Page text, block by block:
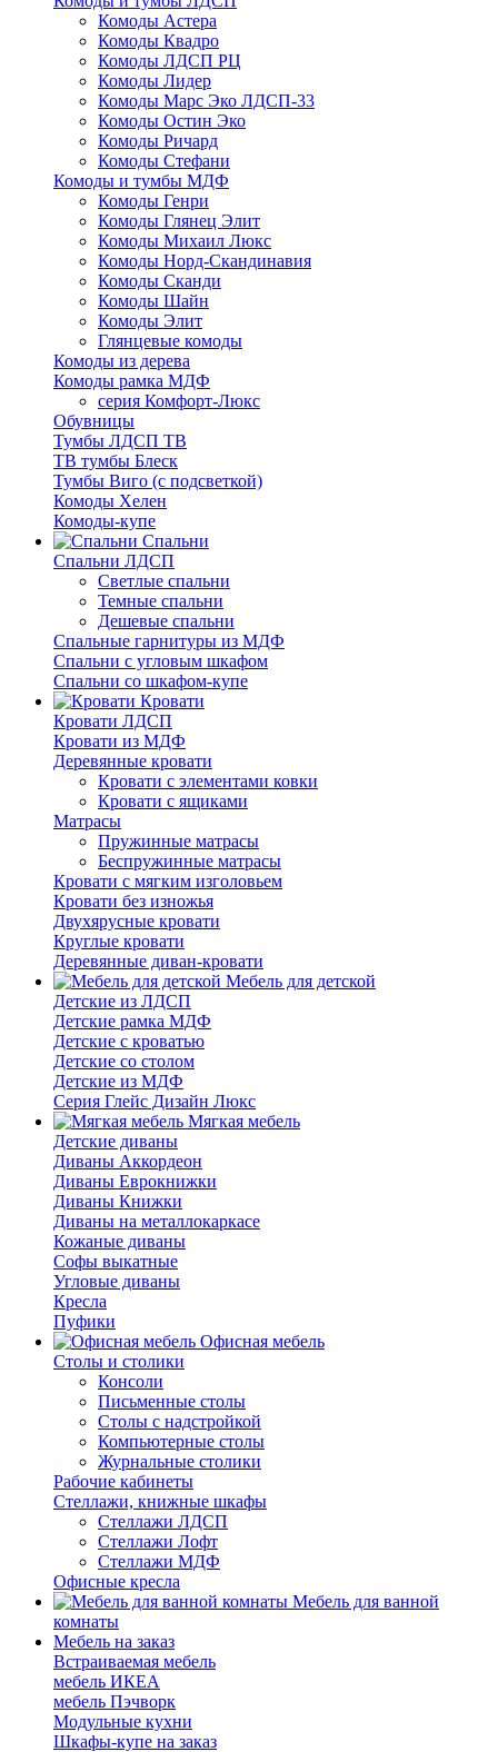
Комоды Астера
Комоды Квадро
Комоды ЛДСП РЦ
Комоды Лидер
Комоды Марс Эко ЛДСП-33
Комоды Остин Эко
Комоды Ричард
Комоды Стефани
Комоды и тумбы МДФ
Комоды Генри
Комоды Глянец Элит
Комоды Михаил Люкс
Комоды Норд-Скандинавия
Комоды Сканди
Комоды Шайн
Комоды Элит
Глянцевые комоды
Комоды из дерева
Комоды рамка МДФ
серия Комфорт-Люкс
Обувницы
Тумбы ЛДСП ТВ
ТВ тумбы Блеск
Тумбы Виго (с подсветкой)
Комоды Хелен
Комоды-купе
Спальни
Спальни ЛДСП
Светлые спальни
Темные спальни
Дешевые спальни
Спальные гарнитуры из МДФ
Спальни с угловым шкафом
Спальни со шкафом-купе
Кровати
Кровати ЛДСП
Кровати из МДФ
Деревянные кровати
Кровати с элементами ковки
Кровати с ящиками
Матрасы
Пружинные матрасы
Беспружинные матрасы
Кровати с мягким изголовьем
Кровати без изножья
Двухярусные кровати
Круглые кровати
Деревянные диван-кровати
Мебель для детской
Детские из ЛДСП
Детские рамка МДФ
Детские с кроватью
Детские со столом
Детские из МДФ
Серия Глейс Дизайн Люкс
Мягкая мебель
Детские диваны
Диваны Аккордеон
Диваны Еврокнижки
Диваны Книжки
Диваны на металлокаркасе
Кожаные диваны
Софы выкатные
Угловые диваны
Кресла
Пуфики
Офисная мебель
Столы и столики
Консоли
Письменные столы
Столы с надстройкой
Компьютерные столы
Журнальные столики
Рабочие кабинеты
Стеллажи, книжные шкафы
Стеллажи ЛДСП
Стеллажи Лофт
Стеллажи МДФ
Офисные кресла
Мебель для ванной
комнаты
Мебель на заказ
Встраиваемая мебель
мебель ИКЕА
мебель Пэчворк
Модульные кухни
Шкафы-купе на заказ